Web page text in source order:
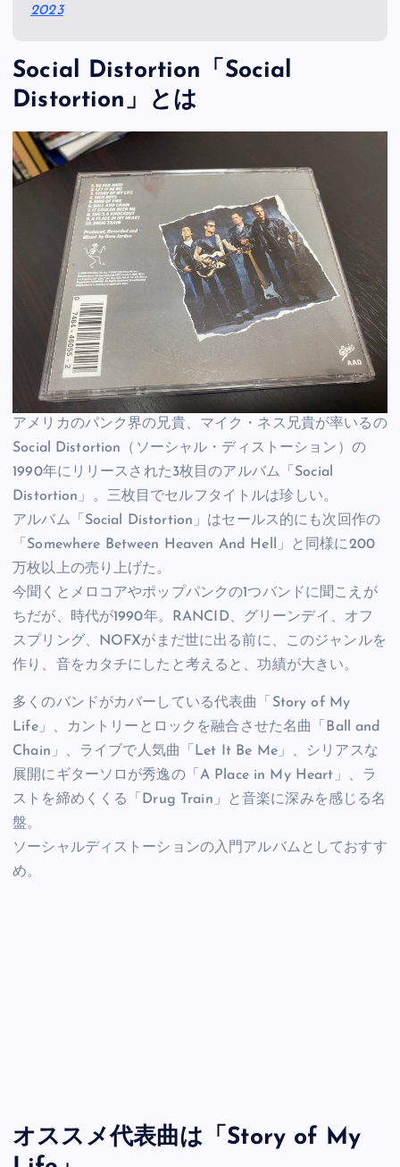
2023
Social Distortion「Social
Distortion」とは
アメリカのパンク界の兄貴、マイク・ネス兄貴が率いるの
Social Distortion（ソーシャル・ディストーション）の
1990年にリリースされた3枚目のアルバム「Social
Distortion」。三枚目でセルフタイトルは珍しい。
アルバム「Social Distortion」はセールス的にも次回作の
「Somewhere Between Heaven And Hell」と同様に200
万枚以上の売り上げた。
今聞くとメロコアやポップパンクの1つバンドに聞こえが
ちだが、時代が1990年。RANCID、グリーンデイ、オフ
スプリング、NOFXがまだ世に出る前に、このジャンルを
作り、音をカタチにしたと考えると、功績が大きい。
多くのバンドがカバーしている代表曲「Story of My
Life」、カントリーとロックを融合させた名曲「Ball and
Chain」、ライブで人気曲「Let It Be Me」、シリアスな
展開にギターソロが秀逸の「A Place in My Heart」、ラ
ストを締めくくる「Drug Train」と音楽に深みを感じる名
盤。
ソーシャルディストーションの入門アルバムとしておすす
め。
オススメ代表曲は「Story of My